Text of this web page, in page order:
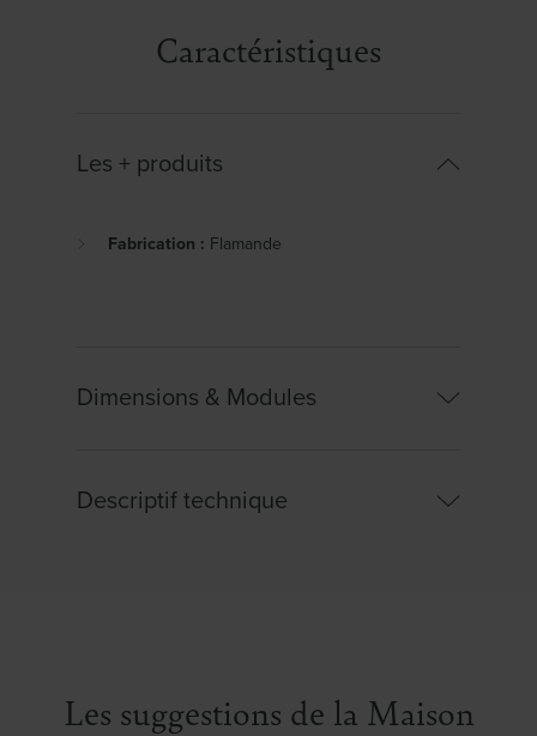
Caractéristiques
Les + produits
Fabrication : Flamande
Dimensions & Modules
Largeur : 90.00cm
Descriptif technique
Les suggestions de la Maison